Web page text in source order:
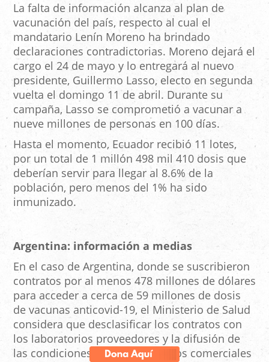
La falta de información alcanza al plan de
vacunación del país, respecto al cual el
mandatario Lenín Moreno ha brindado
declaraciones contradictorias. Moreno dejará el
cargo el 24 de mayo y lo entregará al nuevo
presidente, Guillermo Lasso, electo en segunda
vuelta el domingo 11 de abril. Durante su
campaña, Lasso se comprometió a vacunar a
nueve millones de personas en 100 días.
Hasta el momento, Ecuador recibió 11 lotes,
por un total de 1 millón 498 mil 410 dosis que
deberían servir para llegar al 8.6% de la
población, pero menos del 1% ha sido
inmunizado.
Argentina: información a medias
En el caso de Argentina, donde se suscribieron
contratos por al menos 478 millones de dólares
para acceder a cerca de 59 millones de dosis
de vacunas anticovid-19, el Ministerio de Salud
considera que desclasificar los contratos con
los laboratorios proveedores y la difusión de
las condiciones de estos acuerdos comerciales